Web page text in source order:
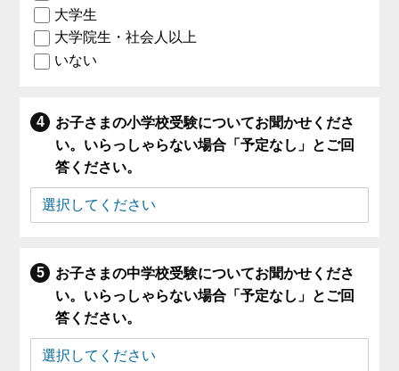
大学生
大学院生・社会人以上
いない
お子さまの小学校受験についてお聞かせくださ
い。いらっしゃらない場合「予定なし」とご回
答ください。
お子さまの中学校受験についてお聞かせくださ
い。いらっしゃらない場合「予定なし」とご回
答ください。